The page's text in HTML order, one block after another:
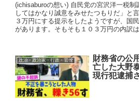
(ichisaburoの想い) 自民党の宮沢洋一税制
してはかなり誠意をみせたつもりだ」と
３万円にする提示をしたようですが、国
があります。そもそも１０３万円の内訳
政治・政治家・行政・官僚
財務省の公
亡した大野
現行犯逮捕